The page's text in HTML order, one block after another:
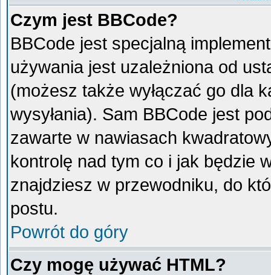
Czym jest BBCode?
BBCode jest specjalną
używania jest uzależniona od
(możesz także wyłączać go dla
wysyłania). Sam BBCode jest
zawarte w nawiasach
kontrolę nad tym co i jak będzie
znajdziesz w przewodniku, do
postu.
Powrót do góry
Czy mogę używać HTML?